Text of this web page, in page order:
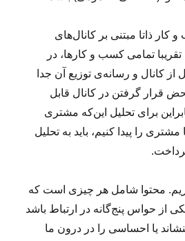
کار ذاتا مبتنی بر کانال‌های
تمامی کسب و کارها، در
کانال و رسانه‌ی توزیع آن جدا
قرار گرفتن در کانال قابل
برای تحلیل این‌که مشتری
را پیدا کنیم، باید به تحلیل
محتوا شامل هر چیزی است که
از حواس پنج‌گانه در ارتباط باشد
یا احساسی را در درون ما